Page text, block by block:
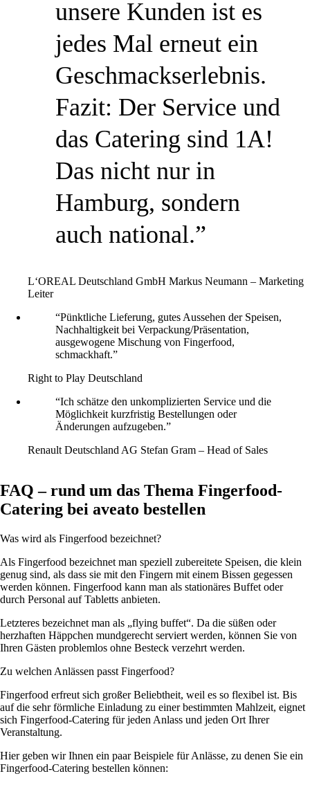
unsere Kunden ist es
jedes Mal erneut ein
Geschmackserlebnis.
Fazit: Der Service und
das Catering sind 1A!
Das nicht nur in
Hamburg, sondern
auch national.”
L‘OREAL Deutschland GmbH Markus Neumann – Marketing
Leiter
“Pünktliche Lieferung, gutes Aussehen der Speisen,
Nachhaltigkeit bei Verpackung/Präsentation,
ausgewogene Mischung von Fingerfood,
schmackhaft.”
Right to Play Deutschland
“Ich schätze den unkomplizierten Service und die
Möglichkeit kurzfristig Bestellungen oder
Änderungen aufzugeben.”
Renault Deutschland AG Stefan Gram – Head of Sales
FAQ – rund um das Thema Fingerfood-
Catering bei aveato bestellen
Was wird als Fingerfood bezeichnet?
Als Fingerfood bezeichnet man speziell zubereitete Speisen, die klein
genug sind, als dass sie mit den Fingern mit einem Bissen gegessen
werden können. Fingerfood kann man als stationäres Buffet oder
durch Personal auf Tabletts anbieten.
Letzteres bezeichnet man als „flying buffet“. Da die süßen oder
herzhaften Häppchen mundgerecht serviert werden, können Sie von
Ihren Gästen problemlos ohne Besteck verzehrt werden.
Zu welchen Anlässen passt Fingerfood?
Fingerfood erfreut sich großer Beliebtheit, weil es so flexibel ist. Bis
auf die sehr förmliche Einladung zu einer bestimmten Mahlzeit, eignet
sich Fingerfood-Catering für jeden Anlass und jeden Ort Ihrer
Veranstaltung.
Hier geben wir Ihnen ein paar Beispiele für Anlässe, zu denen Sie ein
Fingerfood-Catering bestellen können: